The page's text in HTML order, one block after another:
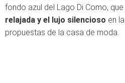
fondo azul del Lago Di Como,
relajada y el lujo silencioso en
propuestas de la casa de moda.